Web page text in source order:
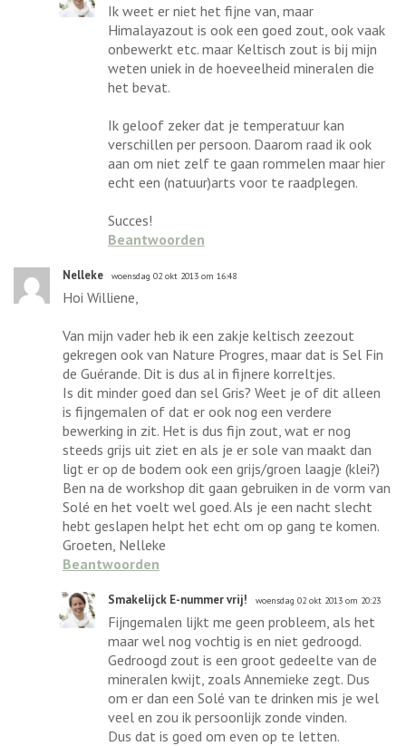
Ik weet er niet het fijne van, maar
Himalayazout is ook een goed zout, ook vaak
onbewerkt etc. maar Keltisch zout is bij mijn
weten uniek in de hoeveelheid mineralen die
het bevat.
Ik geloof zeker dat je temperatuur kan
verschillen per persoon. Daarom raad ik ook
aan om niet zelf te gaan rommelen maar hier
echt een (natuur)arts voor te raadplegen.
Succes!
Beantwoorden
Nelleke woensdag 02 okt 2013 om 16:48
Hoi Williene,
Van mijn vader heb ik een zakje keltisch zeezout
gekregen ook van Nature Progres, maar dat is Sel Fin
de Guérande. Dit is dus al in fijnere korreltjes.
Is dit minder goed dan sel Gris? Weet je of dit alleen
is fijngemalen of dat er ook nog een verdere
bewerking in zit. Het is dus fijn zout, wat er nog
steeds grijs uit ziet en als je er sole van maakt dan
ligt er op de bodem ook een grijs/groen laagje (klei?)
Ben na de workshop dit gaan gebruiken in de vorm van
Solé en het voelt wel goed. Als je een nacht slecht
hebt geslapen helpt het echt om op gang te komen.
Groeten, Nelleke
Beantwoorden
Smakelijck E-nummer vrij! woensdag 02 okt 2013 om 20:23
Fijngemalen lijkt me geen probleem, als het
maar wel nog vochtig is en niet gedroogd.
Gedroogd zout is een groot gedeelte van de
mineralen kwijt, zoals Annemieke zegt. Dus
om er dan een Solé van te drinken mis je wel
veel en zou ik persoonlijk zonde vinden.
Dus dat is goed om even op te letten.